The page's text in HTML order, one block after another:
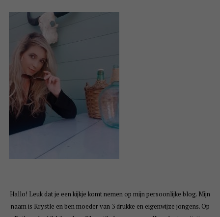
Hallo! Leuk dat je een kijkje komt nemen op mijn persoonlijke blog. Mijn
naam is Krystle en ben moeder van 3 drukke en eigenwijze jongens. Op